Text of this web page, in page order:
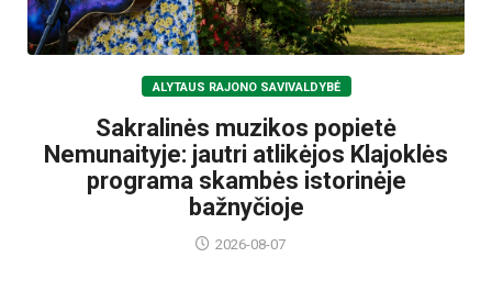
ALYTAUS RAJONO SAVIVALDYBĖ
Sakralinės muzikos popietė
Nemunaityje: jautri atlikėjos Klajoklės
programa skambės istorinėje
bažnyčioje
2026-08-07